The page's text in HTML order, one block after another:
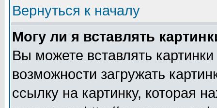
Вернуться к началу
Могу ли я вставлять
Вы можете вставлять
возможности загружать
ссылку на картинку, которая